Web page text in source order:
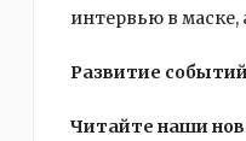
интервью в
Развитие
Читайте наши